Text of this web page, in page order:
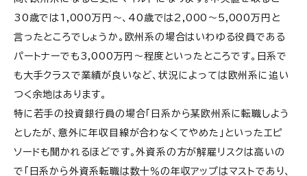
30歳では1,000万円〜、40歳では2,000〜5,000万円と
言ったところでしょうか。欧州系の場合はいわゆる役員である
パートナーでも3,000万円〜程度といったところです。日系で
も大手クラスで業績が良いなど、状況によっては欧州系に追い
つく余地はあります。
特に若手の投資銀行員の場合「日系から某欧州系に転職しよう
としたが、意外に年収目線が合わなくてやめた」といったエピ
ソードも聞かれるほどです。外資系の方が解雇リスクは高いの
で「日系から外資系転職は数十％の年収アップはマストであり、